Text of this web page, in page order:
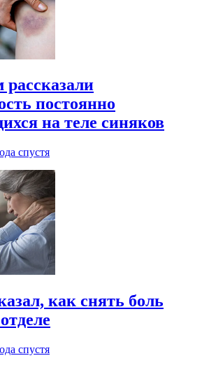
рассказали
постоянно
на теле синяков
спустя
как снять боль
спустя